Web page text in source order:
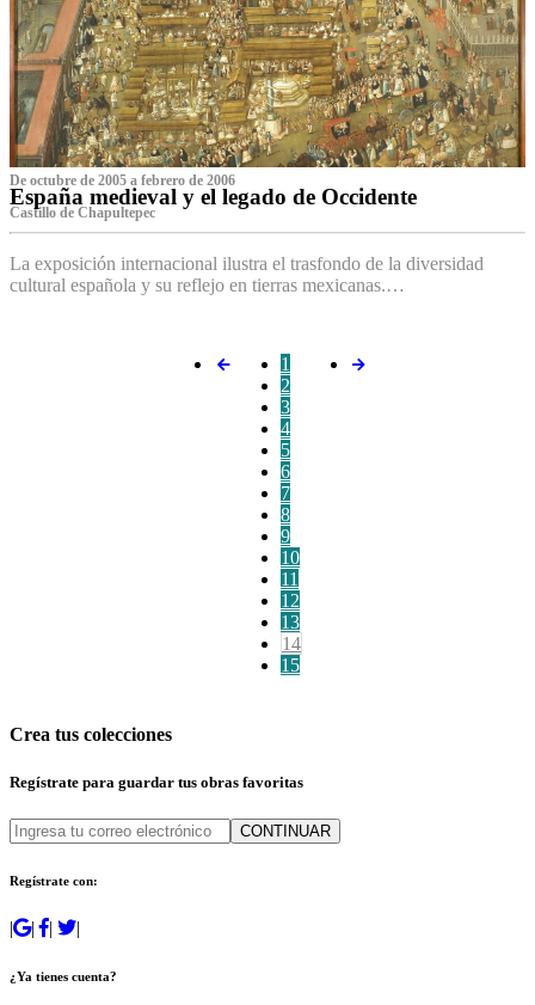
De octubre de 2005 a febrero de 2006
España medieval y el legado de Occidente
Castillo de Chapultepec
La exposición internacional ilustra el trasfondo de la diversidad
cultural española y su reflejo en tierras mexicanas.…
1
2
3
4
5
6
7
8
9
10
11
12
13
14
15
Crea tus colecciones
Regístrate para guardar tus obras favoritas
CONTINUAR
Regístrate con:
| | | |
¿Ya tienes cuenta?